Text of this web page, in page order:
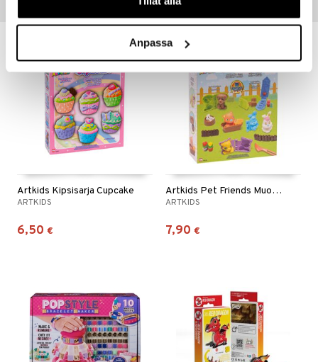
Anpassa
Artkids Kipsisarja Cupcake
ARTKIDS
6,50 €
Artkids Pet Friends Muovailuvaha muoteilla
ARTKIDS
7,90 €